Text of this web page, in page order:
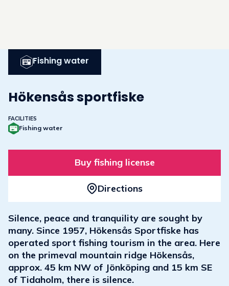
Fishing water
Hökensås sportfiske
FACILITIES
Fishing water
Buy fishing license
Directions
Silence, peace and tranquility are sought by
many. Since 1957, Hökensås Sportfiske has
operated sport fishing tourism in the area. Here
on the primeval mountain ridge Hökensås,
approx. 45 km NW of Jönköping and 15 km SE
of Tidaholm, there is silence.